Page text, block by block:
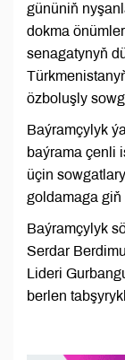
gününiň
dokma
senagatynyň
özboluşly
Baýramçylyk
baýrama çenli
üçin
goldamaga giň
Baýramçylyk
Serdar
Lideri
berlen